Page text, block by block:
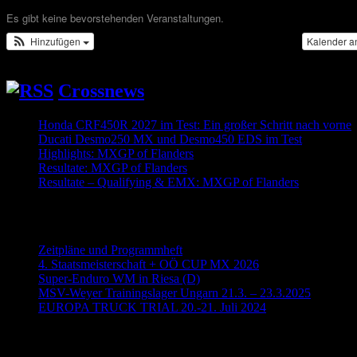
Es gibt keine bevorstehenden Veranstaltungen.
Kalender
Hinzufügen
Crossnews
Honda CRF450R 2027 im Test: Ein großer Schritt nach vorne
Ducati Desmo250 MX und Desmo450 EDS im Test
Highlights: MXGP of Flanders
Resultate: MXGP of Flanders
Resultate – Qualifying & EMX: MXGP of Flanders
Zeitpläne und Programmheft
4. Staatsmeisterschaft + OÖ CUP MX 2026
Super-Enduro WM in Riesa (D)
MSV-Weyer Trainingslager Ungarn 21.3. – 23.3.2025
EUROPA TRUCK TRIAL 20.-21. Juli 2024